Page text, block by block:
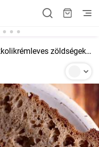
Brokkolikrémleves zöldségekkel